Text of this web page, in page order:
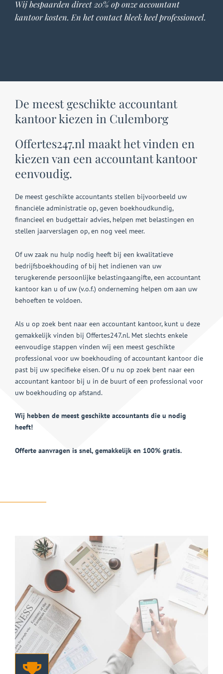
Wij bespaarden direct 20% op onzeaccountant
kantoorkosten. En het contact bleek heel professioneel.
De meest geschikte accountant
kantoor kiezen in Culemborg
Offertes247.nl maakt het vinden en
kiezen van een accountant kantoor
eenvoudig.
De meest geschikte accountants stellen bijvoorbeeld uw
financiële administratie op, geven boekhoudkundig,
financieel en budgettair advies, helpen met belastingen en
stellen jaarverslagen op, en nog veel meer.
Of uw zaak nu hulp nodig heeft bij een kwalitatieve
bedrijfsboekhouding of bij het indienen van uw
terugkerende persoonlijke belastingaangifte, een accountant
kantoor kan u of uw (v.o.f.) onderneming helpen om aan uw
behoeften te voldoen.
Als u op zoek bent naar een accountant kantoor, kunt u deze
gemakkelijk vinden bij Offertes247.nl. Met slechts enkele
eenvoudige stappen vinden wij een meest geschikte
professional voor uw boekhouding of accountant kantoor die
past bij uw specifieke eisen. Of u nu op zoek bent naar een
accountant kantoor bij u in de buurt of een professional voor
uw boekhouding op afstand.
Wij hebben de meest geschikte accountants die u nodig
heeft!
Offerte aanvragen is snel, gemakkelijk en 100% gratis.